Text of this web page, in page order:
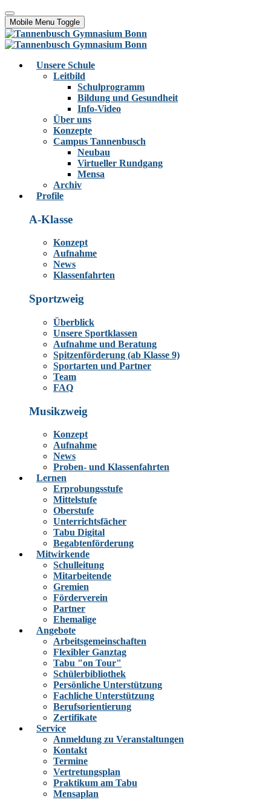
Mobile Menu Toggle
Unsere Schule
Leitbild
Schulprogramm
Bildung und Gesundheit
Info-Video
Über uns
Konzepte
Campus Tannenbusch
Neubau
Virtueller Rundgang
Mensa
Archiv
Profile
A-Klasse
Konzept
Aufnahme
News
Klassenfahrten
Sportzweig
Überblick
Unsere Sportklassen
Aufnahme und Beratung
Spitzenförderung (ab Klasse 9)
Sportarten und Partner
Team
FAQ
Musikzweig
Konzept
Aufnahme
News
Proben- und Klassenfahrten
Lernen
Erprobungsstufe
Mittelstufe
Oberstufe
Unterrichtsfächer
Tabu Digital
Begabtenförderung
Mitwirkende
Schulleitung
Mitarbeitende
Gremien
Förderverein
Partner
Ehemalige
Angebote
Arbeitsgemeinschaften
Flexibler Ganztag
Tabu "on Tour"
Schülerbibliothek
Persönliche Unterstützung
Fachliche Unterstützung
Berufsorientierung
Zertifikate
Service
Anmeldung zu Veranstaltungen
Kontakt
Termine
Vertretungsplan
Praktikum am Tabu
Mensaplan